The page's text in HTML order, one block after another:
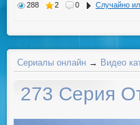
288 2 0 Случайно
Сериалы онлайн → Видео
273 Серия